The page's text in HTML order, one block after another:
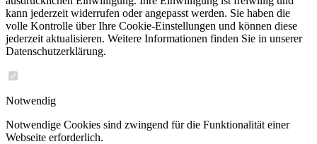
kann jederzeit widerrufen oder angepasst werden. Sie haben die
volle Kontrolle über Ihre Cookie-Einstellungen und können diese
jederzeit aktualisieren. Weitere Informationen finden Sie in unserer
Datenschutzerklärung.
Notwendig
Notwendige Cookies sind zwingend für die Funktionalität einer
Webseite erforderlich.